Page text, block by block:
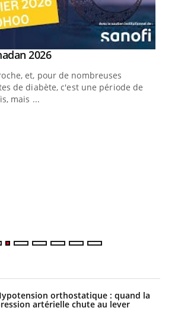
2026Youtube
et, pour de nombreuses
de diabète, c'est une période de
mais ...
orthostatique : quand la
artérielle chute au lever